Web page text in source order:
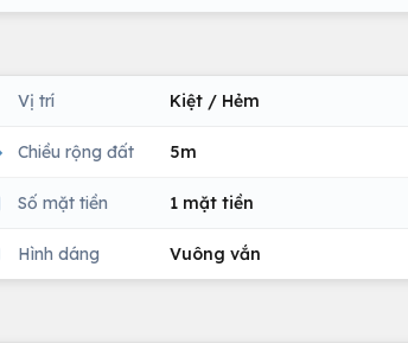
Vị trí Kiệt / Hẻm
Chiều rộng đất 5m
Số mặt tiền 1 mặt tiền
Hình dáng Vuông vắn